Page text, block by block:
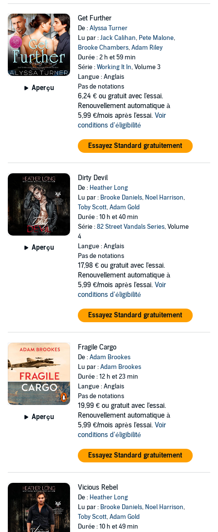
Aperçu
Get Further
De :Alyssa Turner
Lu par :Jack Calihan, Pete Malone,
Brooke Chambers,Adam Riley
Durée : 2 h et 59 min
Série :Working It In, Volume 3
Langue : Anglais
Pas de notations
6,24 € ou gratuit avec l'essai.
Renouvellement automatique à
5,99 €/mois après l'essai. Voir
conditions d'éligibilité
Essayez Standard gratuitement
Aperçu
Dirty Devil
De : Heather Long
Lu par : Brooke Daniels, Noel Harrison,
Toby Scott,Adam Gold
Durée : 10 h et 40 min
Série :82 Street Vandals Series, Volume
4
Langue : Anglais
Pas de notations
17,98 € ou gratuit avec l'essai.
Renouvellement automatique à
5,99 €/mois après l'essai. Voir
conditions d'éligibilité
Essayez Standard gratuitement
Aperçu
Fragile Cargo
De :Adam Brookes
Lu par :Adam Brookes
Durée : 12 h et 23 min
Langue : Anglais
Pas de notations
19,99 € ou gratuit avec l'essai.
Renouvellement automatique à
5,99 €/mois après l'essai. Voir
conditions d'éligibilité
Essayez Standard gratuitement
Vicious Rebel
De : Heather Long
Lu par : Brooke Daniels, Noel Harrison,
Toby Scott,Adam Gold
Durée : 10 h et 49 min